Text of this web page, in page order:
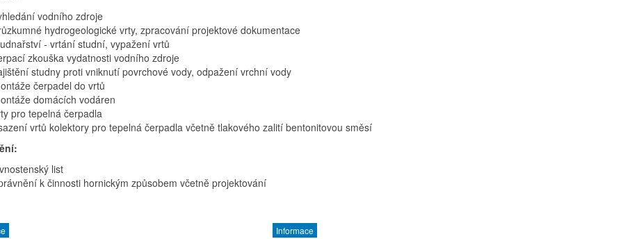
vodního zdroje
hydrogeologické vrty, zpracování projektové dokumentace
- vrtání studní, vypažení vrtů
zkouška vydatnosti vodního zdroje
studny proti vniknutí povrchové vody, odpažení vrchní vody
čerpadel do vrtů
domácích vodáren
pro tepelná čerpadla
vrtů kolektory pro tepelná čerpadla včetně tlakového zalití bentonitovou směsí
list
k činnosti hornickým způsobem včetně projektování
Informace